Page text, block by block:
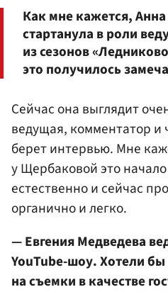
Как мне кажется,
стартанула в роли
из сезонов
это получилось
Сейчас она выглядит
ведущая, комментатор и
берет интервью. Мне
у Щербаковой это
естественно и сейчас
органично и легко.
— Евгения Медведева
YouTube-шоу. Хотели
на съемки в качестве